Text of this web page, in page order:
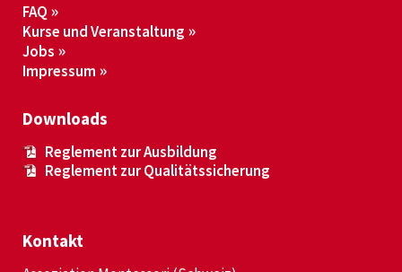
FAQ
Kurse und Veranstaltung
Jobs
Impressum
Downloads
Reglement zur Ausbildung
Reglement zur Qualitätssicherung
Kontakt